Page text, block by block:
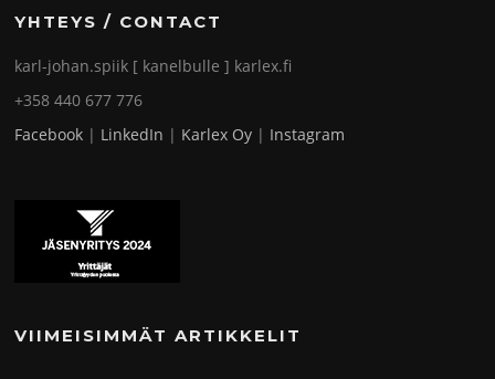
YHTEYS / CONTACT
karl-johan.spiik [ kanelbulle ] karlex.fi
+358 440 677 776
Facebook | LinkedIn | Karlex Oy | Instagram
VIIMEISIMMÄT ARTIKKELIT